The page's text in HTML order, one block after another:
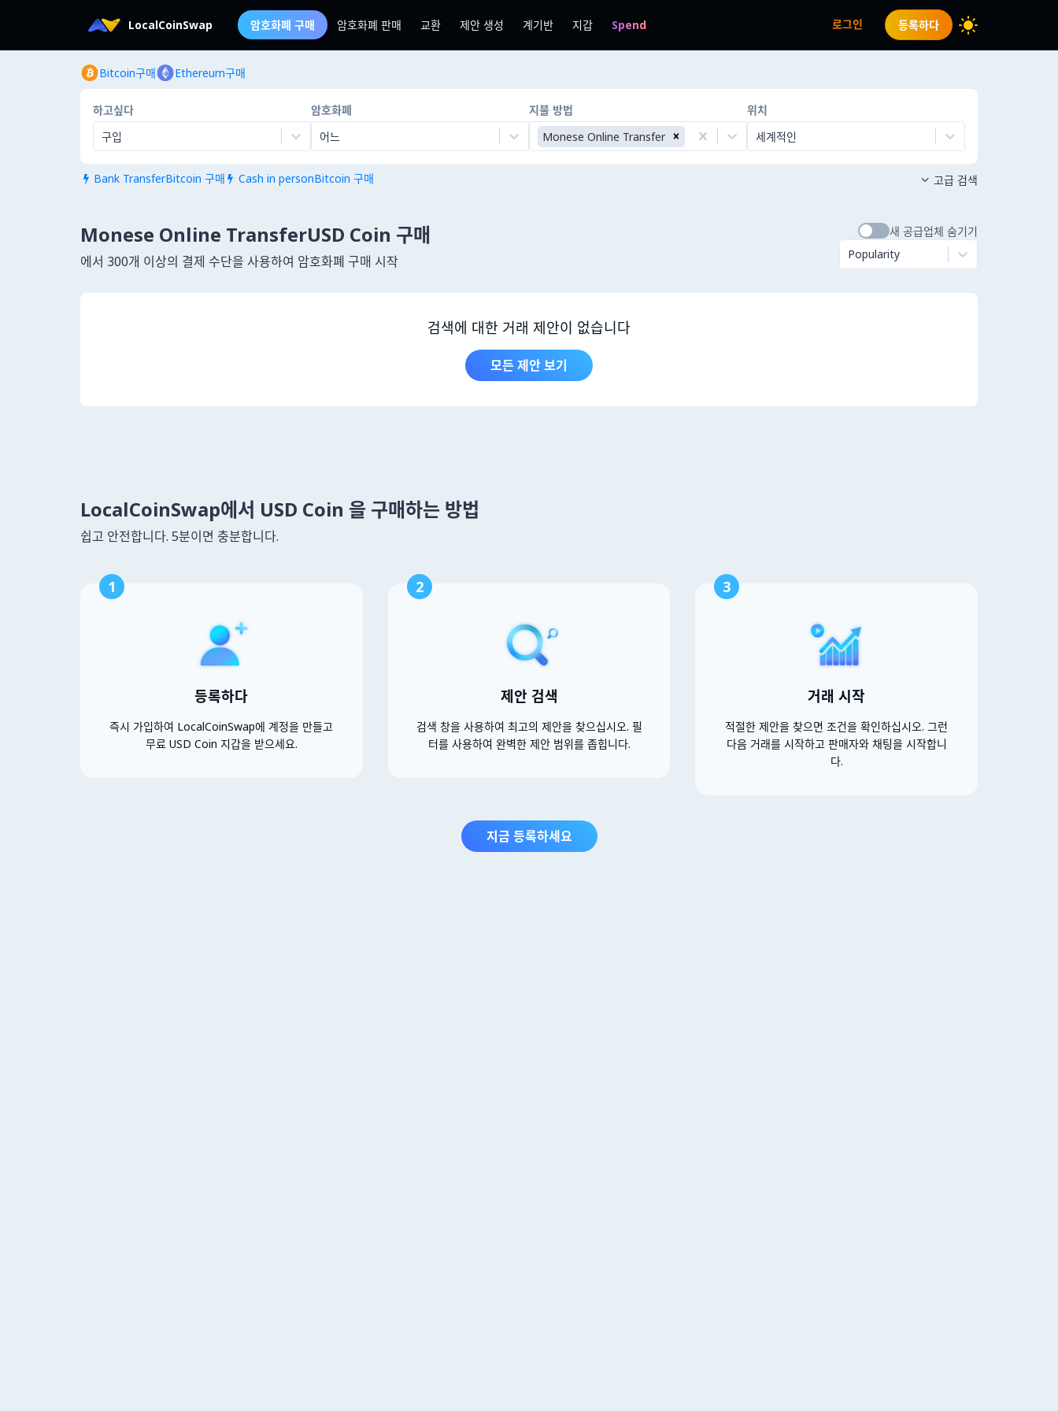
LocalCoinSwap 암호화폐 구매 암호화폐 판매 교환 제안 생성 계기반 지갑 Spend 로그인 등록하다
Bitcoin구매 Ethereum구매
하고싶다
구입
암호화폐
어느
지불 방법
Monese Online Transfer
위치
세계적인
 Bank TransferBitcoin 구매  Cash in personBitcoin 구매  고급 검색
Monese Online TransferUSD Coin 구매
에서 300개 이상의 결제 수단을 사용하여 암호화폐 구매 시작
새 공급업체 숨기기
Popularity
검색에 대한 거래 제안이 없습니다
모든 제안 보기
LocalCoinSwap에서 USD Coin 을 구매하는 방법
쉽고 안전합니다. 5분이면 충분합니다.
1
등록하다
즉시 가입하여 LocalCoinSwap에 계정을 만들고
무료 USD Coin 지갑을 받으세요.
2
제안 검색
검색 창을 사용하여 최고의 제안을 찾으십시오. 필
터를 사용하여 완벽한 제안 범위를 좁힙니다.
3
거래 시작
적절한 제안을 찾으면 조건을 확인하십시오. 그런
다음 거래를 시작하고 판매자와 채팅을 시작합니
다.
지금 등록하세요